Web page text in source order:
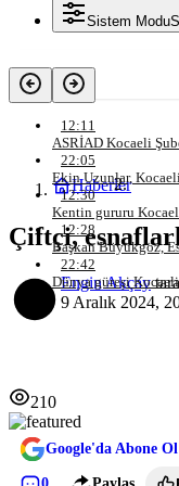
Sistem Modu
12:11
ASRİAD Kocaeli
22:05
Ekin Uzunlar,
12:30
Kentin gururu
12:28
Başkan Büyükgöz,
22:42
Dünya güreşi
Haberler
Çiftçi,
Engin Akçay
9 Aralık 2024,
210
Google'da Abone Ol